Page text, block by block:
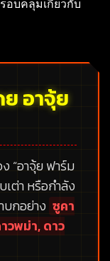
อบคลุมเกี่ยวกับ
อาจุ้ย
“อาจุ้ย ฟาร์ม
ต่า หรือกำลัง
บกอย่าง ซูคา
วพม่า, ดาว